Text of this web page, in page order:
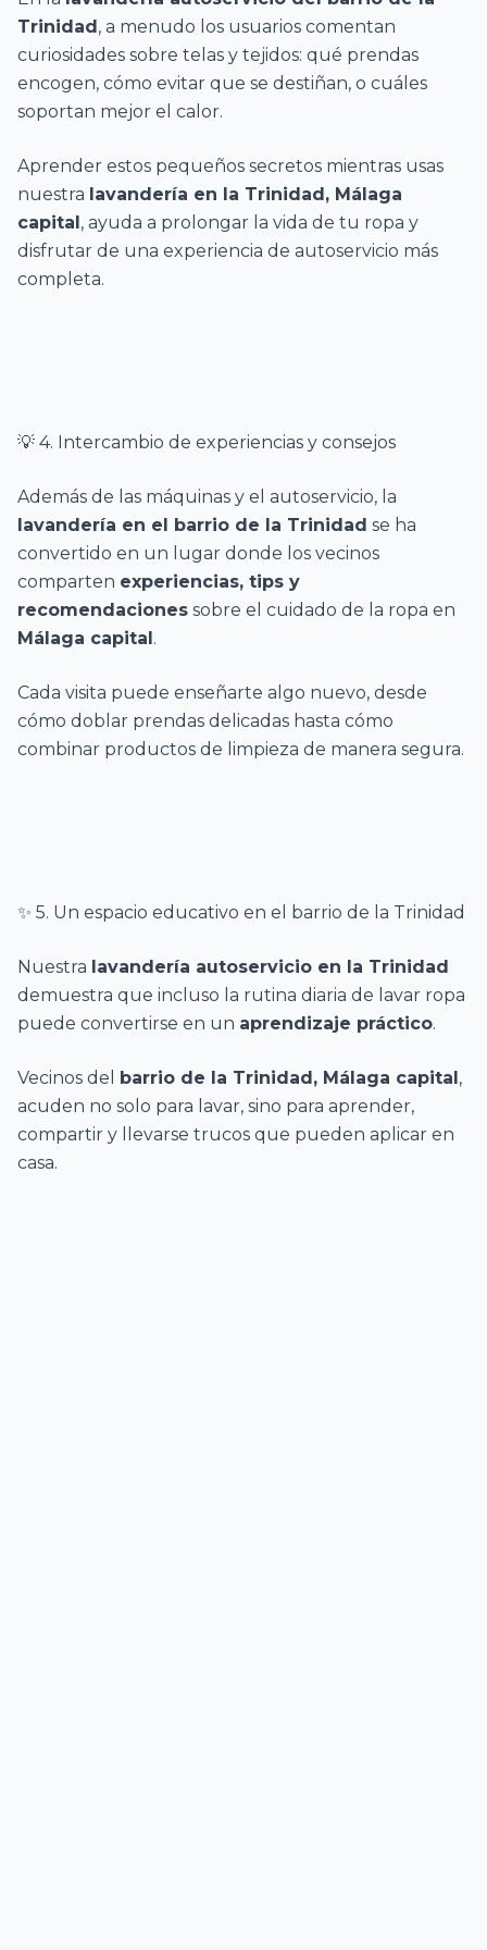
Trinidad, a menudo los usuarios comentan
curiosidades sobre telas y tejidos: qué prendas
encogen, cómo evitar que se destiñan, o cuáles
soportan mejor el calor.
Aprender estos pequeños secretos mientras usas
nuestra lavandería en la Trinidad, Málaga
capital, ayuda a prolongar la vida de tu ropa y
disfrutar de una experiencia de autoservicio más
completa.
💡 4. Intercambio de experiencias y consejos
Además de las máquinas y el autoservicio, la
lavandería en el barrio de la Trinidad se ha
convertido en un lugar donde los vecinos
comparten experiencias, tips y
recomendaciones sobre el cuidado de la ropa en
Málaga capital.
Cada visita puede enseñarte algo nuevo, desde
cómo doblar prendas delicadas hasta cómo
combinar productos de limpieza de manera segura.
✨ 5. Un espacio educativo en el barrio de la Trinidad
Nuestra lavandería autoservicio en la Trinidad
demuestra que incluso la rutina diaria de lavar ropa
puede convertirse en un aprendizaje práctico.
Vecinos del barrio de la Trinidad, Málaga capital,
acuden no solo para lavar, sino para aprender,
compartir y llevarse trucos que pueden aplicar en
casa.